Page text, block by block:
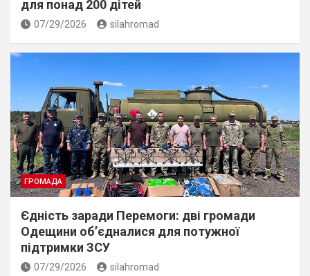
для понад 200 дітей
07/29/2026 silahromad
ГРОМАДА
Єдність заради Перемоги: дві громади
Одещини об’єдналися для потужної
підтримки ЗСУ
07/29/2026 silahromad